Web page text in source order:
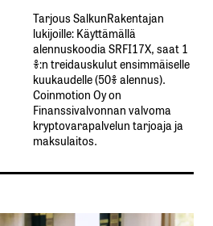
Tarjous SalkunRakentajan
lukijoille: Käyttämällä​ ​
alennuskoodia​ ​SRFI17X,​ ​saat​ ​1
%:n treidauskulut​ ​ensimmäiselle​ ​
kuukaudelle​ ​(50%​ ​alennus).
Coinmotion Oy on
Finanssivalvonnan valvoma
kryptovarapalvelun tarjoaja ja
maksulaitos.